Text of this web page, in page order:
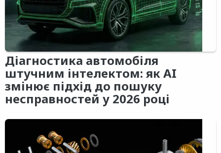
Діагностика автомобіля
штучним інтелектом: як AI
змінює підхід до пошуку
несправностей у 2026 році